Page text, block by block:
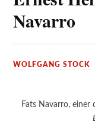
Navarro
WOLFGANG STOCK
Fats Navarro, einer